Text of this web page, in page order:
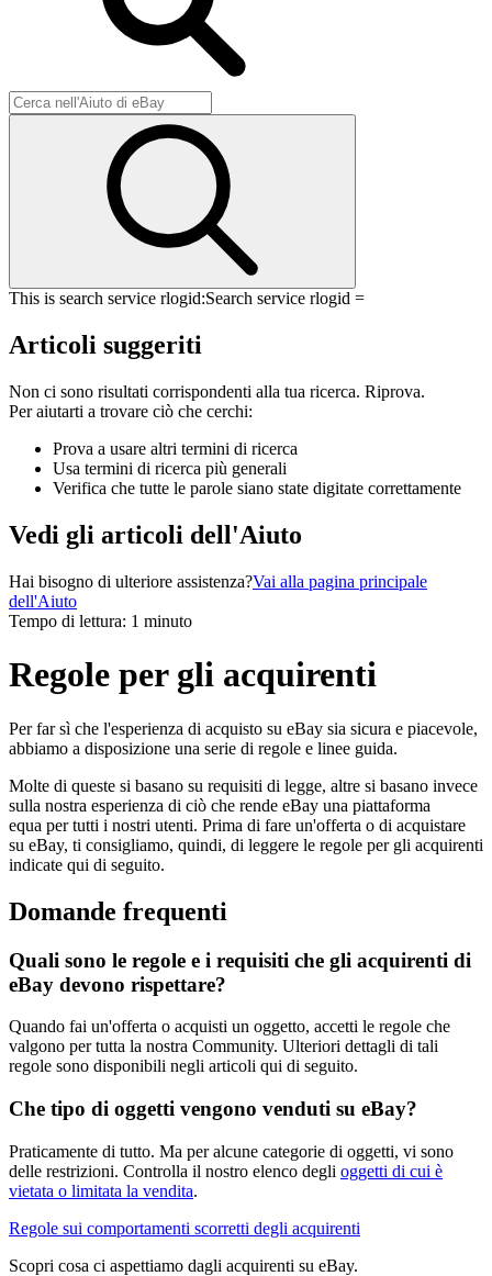
This is search service rlogid:Search service rlogid =
Articoli suggeriti
Non ci sono risultati corrispondenti alla tua ricerca. Riprova.
Per aiutarti a trovare ciò che cerchi:
Prova a usare altri termini di ricerca
Usa termini di ricerca più generali
Verifica che tutte le parole siano state digitate correttamente
Vedi gli articoli dell'Aiuto
Hai bisogno di ulteriore assistenza?Vai alla pagina principale
dell'Aiuto
Tempo di lettura: 1 minuto
Regole per gli acquirenti
Per far sì che l'esperienza di acquisto su eBay sia sicura e piacevole,
abbiamo a disposizione una serie di regole e linee guida.
Molte di queste si basano su requisiti di legge, altre si basano invece
sulla nostra esperienza di ciò che rende eBay una piattaforma
equa per tutti i nostri utenti. Prima di fare un'offerta o di acquistare
su eBay, ti consigliamo, quindi, di leggere le regole per gli acquirenti
indicate qui di seguito.
Domande frequenti
Quali sono le regole e i requisiti che gli acquirenti di
eBay devono rispettare?
Quando fai un'offerta o acquisti un oggetto, accetti le regole che
valgono per tutta la nostra Community. Ulteriori dettagli di tali
regole sono disponibili negli articoli qui di seguito.
Che tipo di oggetti vengono venduti su eBay?
Praticamente di tutto. Ma per alcune categorie di oggetti, vi sono
delle restrizioni. Controlla il nostro elenco degli oggetti di cui è
vietata o limitata la vendita.
Regole sui comportamenti scorretti degli acquirenti
Scopri cosa ci aspettiamo dagli acquirenti su eBay.